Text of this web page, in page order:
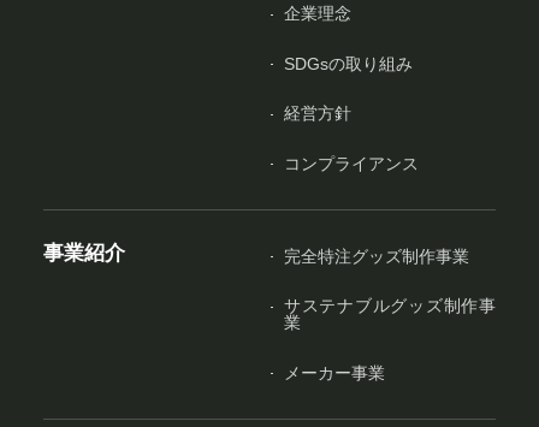
企業理念
SDGsの取り組み
経営方針
コンプライアンス
事業紹介 完全特注グッズ制作事業
サステナブルグッズ制作事
業
メーカー事業